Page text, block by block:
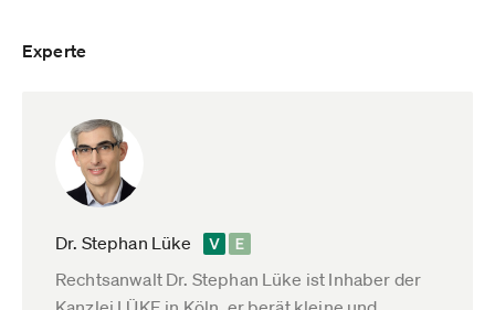
Experte
Dr. Stephan Lüke
Rechtsanwalt Dr. Stephan Lüke ist Inhaber der